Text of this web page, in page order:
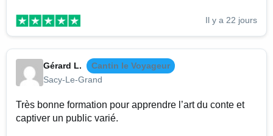
Il y a 22 jours
Gérard L.
Cantin le Voyageur
Sacy-Le-Grand
Très bonne formation pour apprendre l’art du conte et
captiver un public varié.